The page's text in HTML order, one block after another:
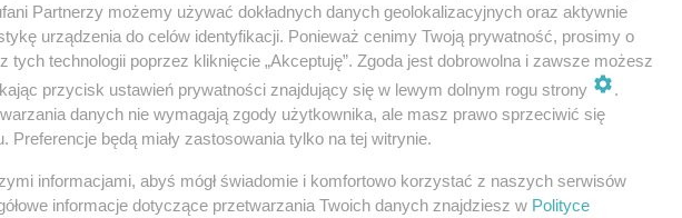
Sprawa
Partnerzy możemy używać dokładnych danych geolokalizacyjnych oraz aktywnie
urządzenia do celów identyfikacji. Ponieważ cenimy Twoją prywatność, prosimy o
tych technologii poprzez kliknięcie „Akceptuję”. Zgoda jest dobrowolna i zawsze możesz
przycisk ustawień prywatności znajdujący się w lewym dolnym rogu strony
.
danych nie wymagają zgody użytkownika, ale masz prawo sprzeciwić się
Preferencje będą miały zastosowania tylko na tej witrynie.
informacjami, abyś mógł świadomie i komfortowo korzystać z naszych serwisów
informacje dotyczące przetwarzania Twoich danych znajdziesz w Polityce